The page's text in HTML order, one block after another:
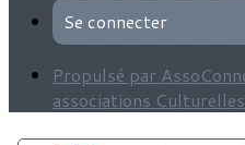
Se connecter
Propulsé par
associations Culturelles